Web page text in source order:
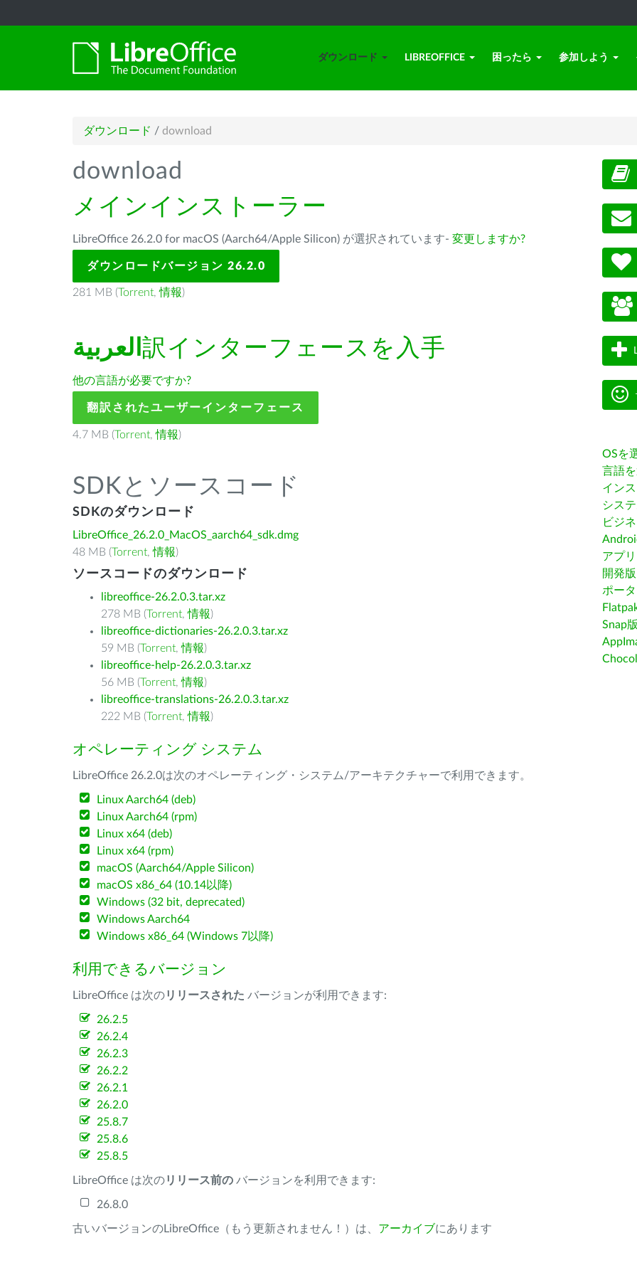
ダウンロード LIBREOFFICE 困ったら 参加しよう
ダウンロード / download
download
メインインストーラー
LibreOffice 26.2.0 for macOS (Aarch64/Apple Silicon) が選択されています- 変更しますか?
ダウンロードバージョン 26.2.0
281 MB (Torrent,情報)
العربية 訳インターフェースを入手
他の言語が必要ですか?
翻訳されたユーザーインターフェース
4.7 MB (Torrent,情報)
SDKとソースコード
SDKのダウンロード
LibreOffice_26.2.0_MacOS_aarch64_sdk.dmg
48 MB (Torrent,情報)
ソースコードのダウンロード
libreoffice-26.2.0.3.tar.xz
278 MB (Torrent,情報)
libreoffice-dictionaries-26.2.0.3.tar.xz
59 MB (Torrent,情報)
libreoffice-help-26.2.0.3.tar.xz
56 MB (Torrent,情報)
libreoffice-translations-26.2.0.3.tar.xz
222 MB (Torrent,情報)
オペレーティング システム
LibreOffice 26.2.0は次のオペレーティング・システム/アーキテクチャーで利用できます。
Linux Aarch64 (deb)
Linux Aarch64 (rpm)
Linux x64 (deb)
Linux x64 (rpm)
macOS (Aarch64/Apple Silicon)
macOS x86_64 (10.14以降)
Windows (32 bit, deprecated)
Windows Aarch64
Windows x86_64 (Windows 7以降)
利用できるバージョン
LibreOffice は次のリリースされた バージョンが利用できます:
26.2.5
26.2.4
26.2.3
26.2.2
26.2.1
26.2.0
25.8.7
25.8.6
25.8.5
LibreOffice は次のリリース前の バージョンを利用できます:
26.8.0
古いバージョンのLibreOffice（もう更新されません！）は、 アーカイブにあります
OSを
言語
イン
シス
ビジ
アプ
開発版
ポー
Snap版